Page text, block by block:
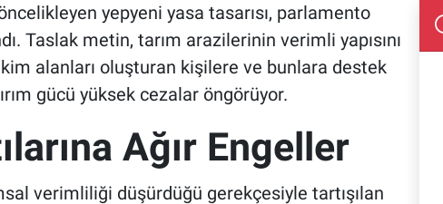
yepyeni yasa tasarısı, parlamento
Taslak metin, tarım arazilerinin verimli yapısını
alanları oluşturan kişilere ve bunlara destek
gücü yüksek cezalar öngörüyor.
Ağır Engeller
verimliliği düşürdüğü gerekçesiyle tartışılan